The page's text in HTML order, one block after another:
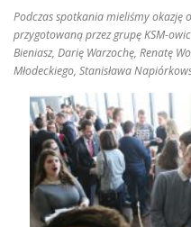
Podczas spotkania mieliśmy okazję
przygotowaną przez grupę KSM-
Bieniasz, Darię Warzochę, Renatę
Młodeckiego, Stanisława